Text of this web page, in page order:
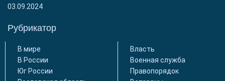
03.09.2024
Рубрикатор
В мире
В России
Юг России
Власть
Военная служба
Правопорядок